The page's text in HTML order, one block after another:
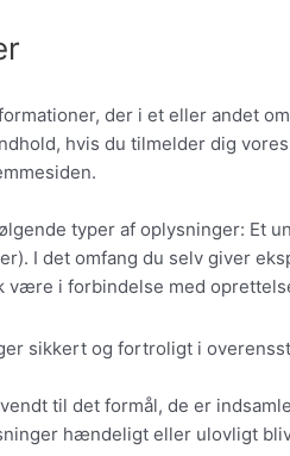
der i et eller andet
hvis du tilmelder dig
typer af oplysninger: Et
I det omfang du selv giver
være i forbindelse med
sikkert og fortroligt i
til det formål, de er
hændeligt eller ulovligt